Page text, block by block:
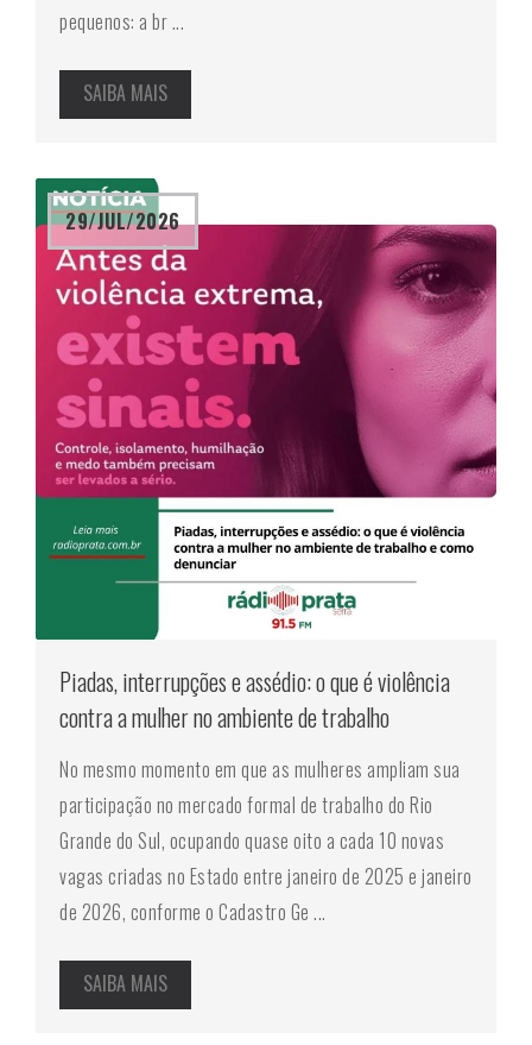
pequenos: a br ...
SAIBA MAIS
29/JUL/2026
Piadas, interrupções e assédio: o que é violência
contra a mulher no ambiente de trabalho
No mesmo momento em que as mulheres ampliam sua
participação no mercado formal de trabalho do Rio
Grande do Sul, ocupando quase oito a cada 10 novas
vagas criadas no Estado entre janeiro de 2025 e janeiro
de 2026, conforme o Cadastro Ge ...
SAIBA MAIS